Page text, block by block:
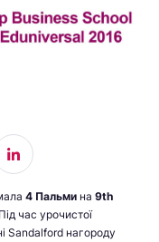
4 Пальми на 9th
час урочистої
Sandalford нагороду